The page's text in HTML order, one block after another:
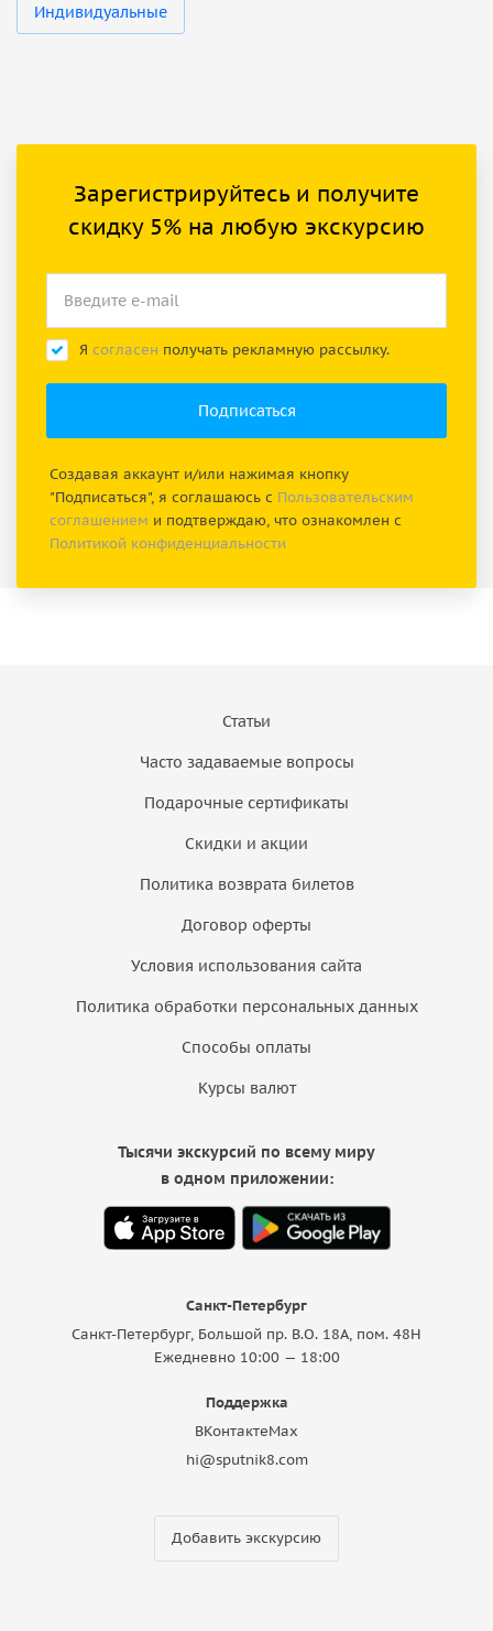
Индивидуальные
Зарегистрируйтесь и получите
скидку 5% на любую экскурсию
Я согласен получать рекламную рассылку.
Создавая аккаунт и/или нажимая кнопку
"Подписаться", я соглашаюсь с Пользовательским
соглашением и подтверждаю, что ознакомлен с
Политикой конфиденциальности
Статьи
Часто задаваемые вопросы
Подарочные сертификаты
Скидки и акции
Политика возврата билетов
Договор оферты
Условия использования сайта
Политика обработки персональных данных
Способы оплаты
Курсы валют
Санкт-Петербург
Санкт-Петербург, Большой пр. В.О. 18A, пом. 48Н
Ежедневно 10:00 — 18:00
Поддержка
ВКонтактеMax
hi@sputnik8.com
Добавить экскурсию
Тысячи экскурсий по всему миру
в одном приложении: